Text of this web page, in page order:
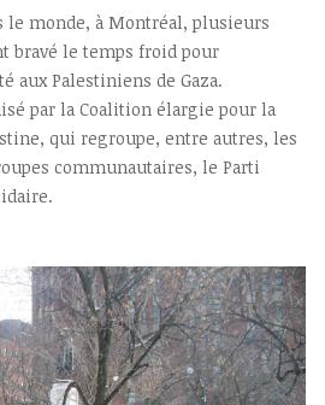
le monde, à Montréal, plusieurs
bravé le temps froid pour
aux Palestiniens de Gaza.
par la Coalition élargie pour la
qui regroupe, entre autres, les
communautaires, le Parti